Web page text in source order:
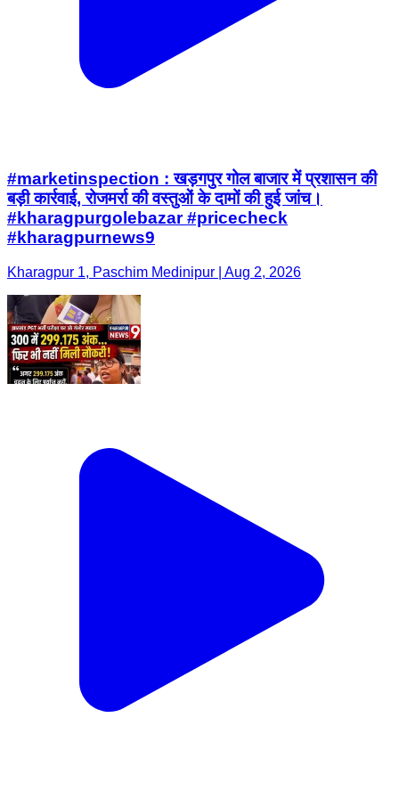
#marketinspection : खड़गपुर गोल बाजार में प्रशासन की
बड़ी कार्रवाई, रोजमर्रा की वस्तुओं के दामों की हुई जांच।
#kharagpurgolebazar #pricecheck
#kharagpurnews9
Kharagpur 1, Paschim Medinipur | Aug 2, 2026